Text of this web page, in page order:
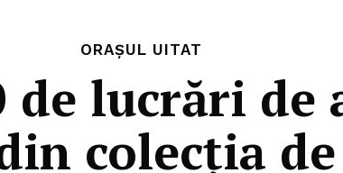
ORAȘUL UITAT
de lucrări de
colecţia